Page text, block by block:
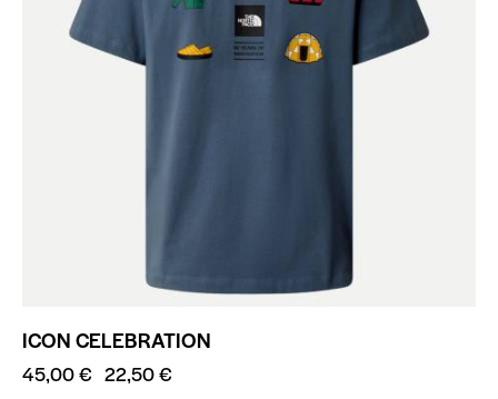
ICON CELEBRATION
45,00€ 22,50€